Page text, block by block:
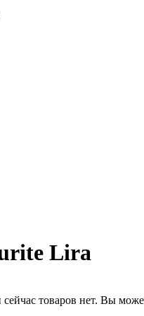
Lira
товаров нет. Вы